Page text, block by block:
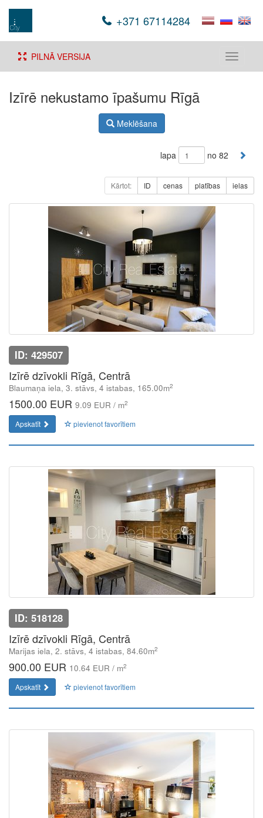
+371 67114284
Toggle
PILNĀ VERSIJA
Izīrē nekustamo īpašumu Rīgā
Meklēšana
lapa no 82
Kārtot: ID cenas platības ielas
ID: 429507
Izīrē dzīvokli Rīgā, Centrā
Blaumaņa iela, 3. stāvs, 4 istabas, 165.00m2
1500.00 EUR 9.09 EUR / m2
Apskatīt pievienot favorītiem
ID: 518128
Izīrē dzīvokli Rīgā, Centrā
Marijas iela, 2. stāvs, 4 istabas, 84.60m2
900.00 EUR 10.64 EUR / m2
Apskatīt pievienot favorītiem